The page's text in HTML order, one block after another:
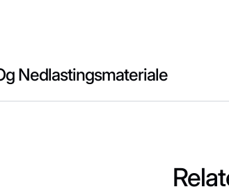
Nedlastingsmateriale